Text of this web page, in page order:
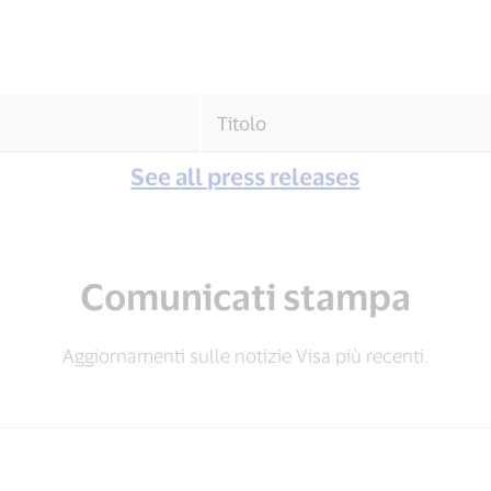
Titolo
See all press releases
Comunicati stampa
Aggiornamenti sulle notizie Visa più recenti.